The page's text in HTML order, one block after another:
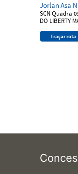
Jorlan Asa
SCN Quadra
DO LIBERTY
Traçar rota